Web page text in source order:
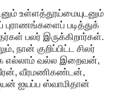
உள்ளத்தூய்மையுடனும்
படித்துக்
பலர் இருக்கிறார்கள்.
நான் குறிப்பிட்ட சிலர்
எல்லாம் வல்ல இறைவன்,
வீரமணிகண்டன்,
ஐயப்ப ஸ்வாமிதான்